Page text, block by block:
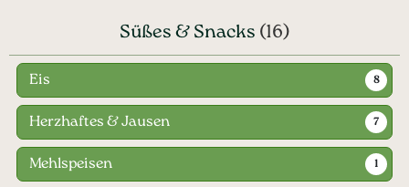
Süßes & Snacks (16)
Eis 8
Herzhaftes & Jausen 7
Mehlspeisen 1